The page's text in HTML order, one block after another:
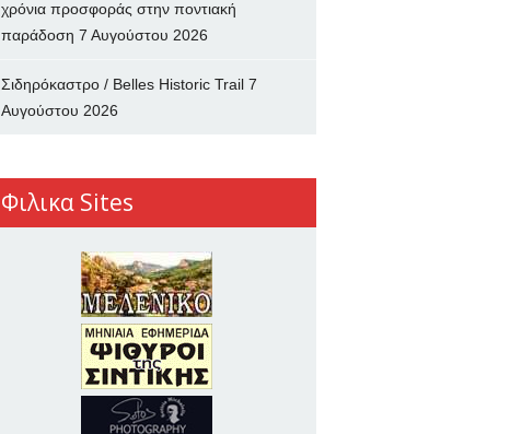
χρόνια προσφοράς στην ποντιακή
παράδοση 7 Αυγούστου 2026
Σιδηρόκαστρο / Belles Historic Trail 7
Αυγούστου 2026
Φιλικα Sites